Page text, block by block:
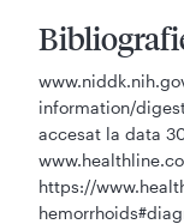
information/
accesat la data
https://